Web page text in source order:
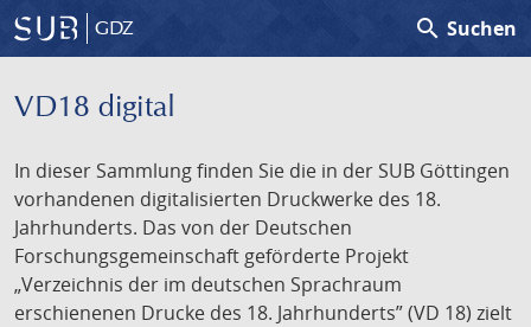
GDZ search Suchen
VD18 digital
In dieser Sammlung finden Sie die in der SUB Göttingen
vorhandenen digitalisierten Druckwerke des 18.
Jahrhunderts. Das von der Deutschen
Forschungsgemeinschaft geförderte Projekt
„Verzeichnis der im deutschen Sprachraum
erschienenen Drucke des 18. Jahrhunderts” (VD 18) zielt